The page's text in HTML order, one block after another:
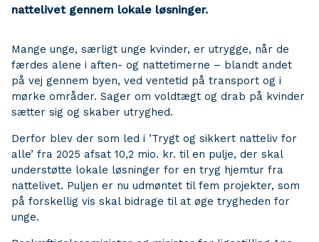
nattelivet gennem lokale løsninger.
Mange unge, særligt unge kvinder, er utrygge, når de
færdes alene i aften- og nattetimerne – blandt andet
på vej gennem byen, ved ventetid på transport og i
mørke områder. Sager om voldtægt og drab på kvinder
sætter sig og skaber utryghed.
Derfor blev der som led i ’Trygt og sikkert natteliv for
alle’ fra 2025 afsat 10,2 mio. kr. til en pulje, der skal
understøtte lokale løsninger for en tryg hjemtur fra
nattelivet. Puljen er nu udmøntet til fem projekter, som
på forskellig vis skal bidrage til at øge trygheden for
unge.